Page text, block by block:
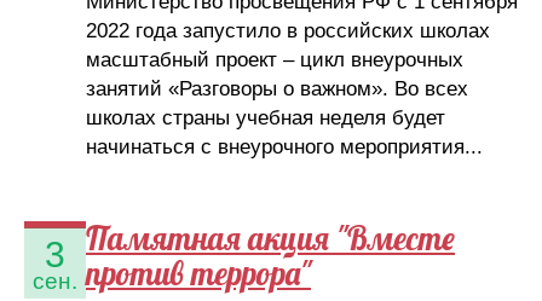
2022 года запустило в российских школах
масштабный проект – цикл внеурочных
занятий «Разговоры о важном». Во всех
школах страны учебная неделя будет
начинаться с внеурочного мероприятия...
3
сен.
Памятная акция "Вместе
против террора"